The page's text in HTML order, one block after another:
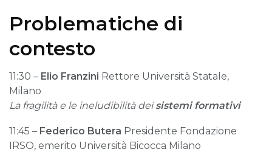
Problematiche di
contesto
11:30 – Elio Franzini Rettore Università Statale,
Milano
La fragilità e le ineludibilità deisistemi formativi
11:45 – Federico Butera Presidente Fondazione
IRSO, emerito Università Bicocca Milano